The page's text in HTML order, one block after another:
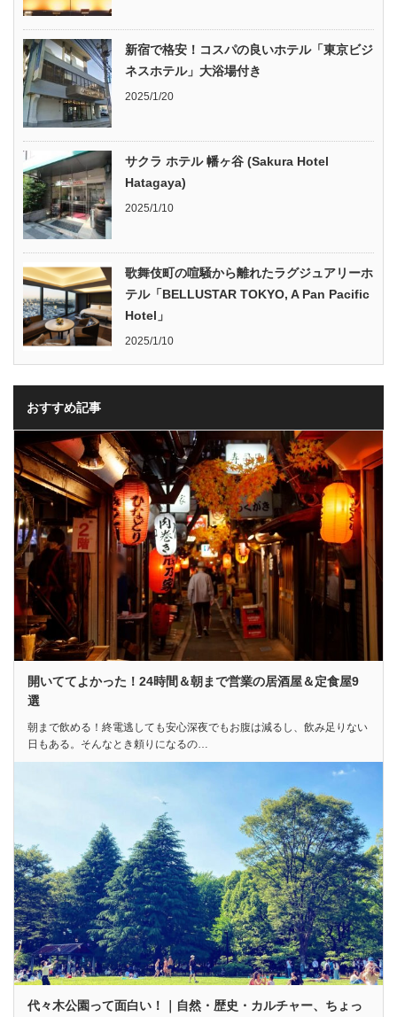
新宿で格安！コスパの良いホテル「東京ビジ
ネスホテル」大浴場付き
2025/1/20
サクラ ホテル 幡ヶ谷 (Sakura Hotel
Hatagaya)
2025/1/10
歌舞伎町の喧騒から離れたラグジュアリーホ
テル「BELLUSTAR TOKYO, A Pan Pacific
Hotel」
2025/1/10
おすすめ記事
開いててよかった！24時間＆朝まで営業の居酒屋＆定食屋9
選
朝まで飲める！終電逃しても安心深夜でもお腹は減るし、飲み足りない
日もある。そんなとき頼りになるの…
代々木公園って面白い！｜自然・歴史・カルチャー、ちょっ